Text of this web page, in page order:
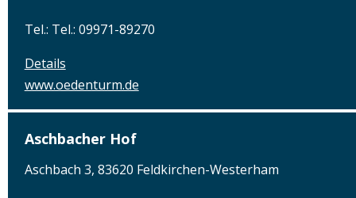
Tel.: Tel.: 09971-89270
Details
www.oedenturm.de
Aschbacher Hof
Aschbach 3, 83620 Feldkirchen-Westerham